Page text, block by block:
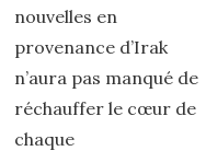
nouvelles en
provenance d’Irak
n’aura pas manqué de
réchauffer le cœur de
chaque